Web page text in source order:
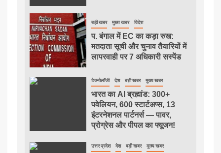
बड़ी खबर मुख्य खबर विदेश
प. बंगाल में EC का कड़ा रुख:
मतदाता सूची और चुनाव तैयारियों में
लापरवाही पर 7 अधिकारी सस्पेंड
टेक्नोलॉजी देश बड़ी खबर मुख्य खबर
भारत का AI ब्रह्मांड: 300+
पवेलियन, 600 स्टार्टअप्स, 13
इंटरनेशनल पार्टनर्स — पावर,
प्रोग्रेस और पीपल का फ्यूजन!
उत्तर प्रदेश देश बड़ी खबर मुख्य खबर